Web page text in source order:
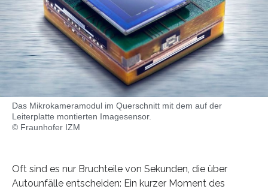
Das Mikrokameramodul im Querschnitt mit dem auf der
Leiterplatte montierten Imagesensor.
© Fraunhofer IZM
Oft sind es nur Bruchteile von Sekunden, die über
Autounfälle entscheiden: Ein kurzer Moment des